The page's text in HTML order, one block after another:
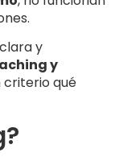
y
y
criterio qué